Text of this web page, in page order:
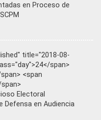
en Proceso de
title="2018-08-
span>
<span
Electoral
Defensa en Audiencia